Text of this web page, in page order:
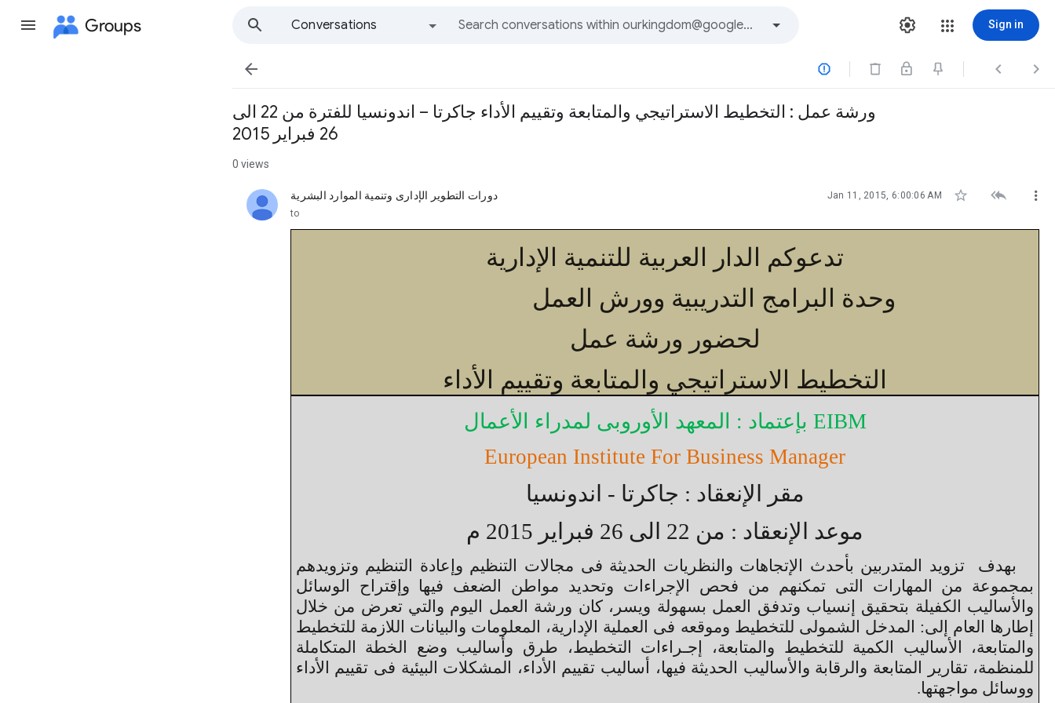
Groups
Conversations
Sign in
   
ورشة عمل : التخطيط الاستراتيجي والمتابعة وتقييم الأداء جاكرتا – اندونسيا للفترة من 22 الى
26 فبراير 2015
0 views
دورات التطوير الإدارى وتنمية الموارد البشرية
unread, Jan 11, 2015, 6:00:06 AM   
to
تدعوكم الدار العربية للتنمية الإدارية
وحدة البرامج التدريبية وورش العمل
لحضور ورشة عمل
التخطيط الاستراتيجي والمتابعة وتقييم الأداء
EIBM بإعتماد : المعهد الأوروبى لمدراء الأعمال
European Institute For Business Manager
مقر الإنعقاد : جاكرتا - اندونسيا
موعد الإنعقاد : من 22 الى 26 فبراير 2015 م
بهدف تزويد المتدربين بأحدث الإتجاهات والنظريات الحديثة فى مجالات التنظيم وإعادة التنظيم وتزويدهم
بمجموعة من المهارات التى تمكنهم من فحص الإجراءات وتحديد مواطن الضعف فيها وإقتراح الوسائل
والأساليب الكفيلة بتحقيق إنسياب وتدفق العمل بسهولة ويسر، كان ورشة العمل اليوم والتي تعرض من خلال
إطارها العام إلى: المدخل الشمولى للتخطيط وموقعه فى العملية الإدارية، المعلومات والبيانات اللازمة للتخطيط
والمتابعة، الأساليب الكمية للتخطيط والمتابعة، إجـراءات التخطيط، طرق وأساليب وضع الخطة المتكاملة
للمنظمة، تقارير المتابعة والرقابة والأساليب الحديثة فيها، أساليب تقييم الأداء، المشكلات البيئية فى تقييم الأداء
ووسائل مواجهتها.